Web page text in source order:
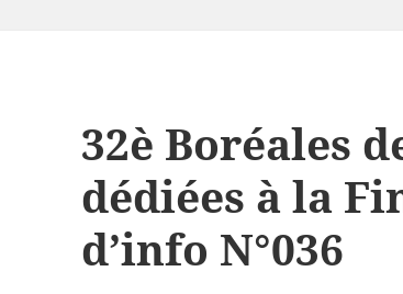
32è Boréales
dédiées à la
d’info N°036